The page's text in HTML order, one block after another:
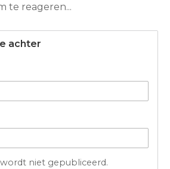
te reageren...
achter
niet gepubliceerd.